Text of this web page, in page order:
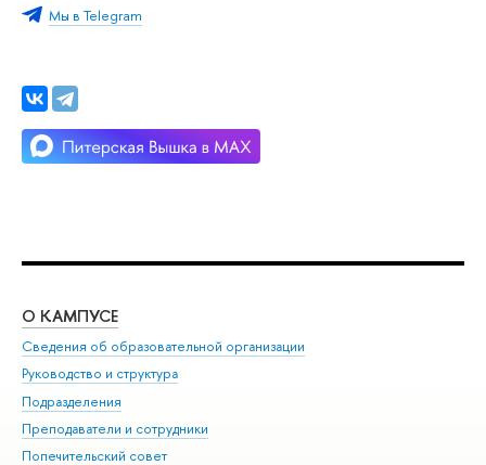
Мы в Telegram
О КАМПУСЕ
Сведения об образовательной организации
Руководство и структура
Подразделения
Преподаватели и сотрудники
Попечительский совет